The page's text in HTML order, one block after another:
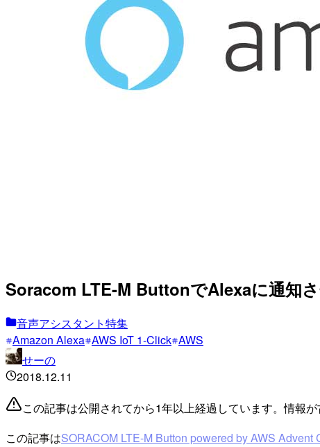
Soracom LTE-M ButtonでAlexaに通知
音声アシスタント特集
Amazon Alexa AWS IoT 1-Click AWS
せーの
2018.12.11
この記事は公開されてから1年以上経過しています。情報
この記事はSORACOM LTE-M Button powered by AWS Advent